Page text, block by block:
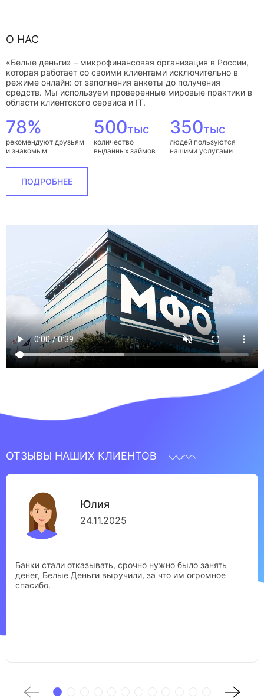
О НАС
«Белые деньги» – микрофинансовая организация в России,
которая работает со своими клиентами исключительно в
режиме онлайн: от заполнения анкеты до получения
средств. Мы используем проверенные мировые практики в
области клиентского сервиса и IT.
78%
рекомендуют друзьям
и знакомым
500тыс
количество
выданных займов
350тыс
людей пользуются
нашими услугами
ПОДРОБНЕЕ
ОТЗЫВЫ НАШИХ КЛИЕНТОВ
Юлия
24.11.2025
Банки стали отказывать, срочно нужно было занять
денег, Белые Деньги выручили, за что им огромное
спасибо.